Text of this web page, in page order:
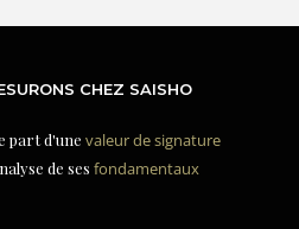
CHEZ SAISHO
part d'une valeur de signature
de ses fondamentaux